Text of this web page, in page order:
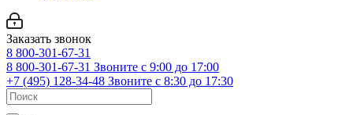
Заказать звонок
8 800-301-67-31
8 800-301-67-31 Звоните с 9:00 до 17:00
+7 (495) 128-34-48 Звоните с 8:30 до 17:30